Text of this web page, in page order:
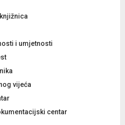
i umjetnosti
vijeća
centar